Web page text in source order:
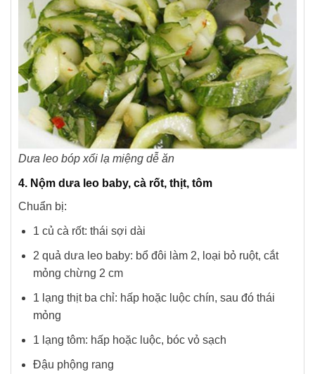
Dưa leo bóp xổi lạ miệng dễ ăn
4. Nộm dưa leo baby, cà rốt, thịt, tôm
Chuẩn bị:
1 củ cà rốt: thái sợi dài
2 quả dưa leo baby: bổ đôi làm 2, loại bỏ ruột, cắt
mỏng chừng 2 cm
1 lạng thịt ba chỉ: hấp hoặc luộc chín, sau đó thái
mỏng
1 lạng tôm: hấp hoặc luộc, bóc vỏ sạch
Đậu phộng rang